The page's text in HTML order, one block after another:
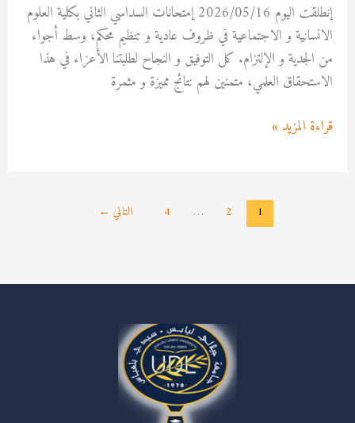
إنطلقت اليوم 2026/05/16 إمتحانات السداسي الثاني بكلية العلوم
الانسانية و الاجتماعية في ظروف عادية و تنظيم محكم، وسط أجواء
من الجدية و الإلتزام. كل التوفيق و النجاح لطلبتنا الأعزاء في هذا
الاستحقاق العلمي، متمنين لهم نتائج مميزة و مثمرة
قراءة المزيد »
1
2
…
4 التالي ←